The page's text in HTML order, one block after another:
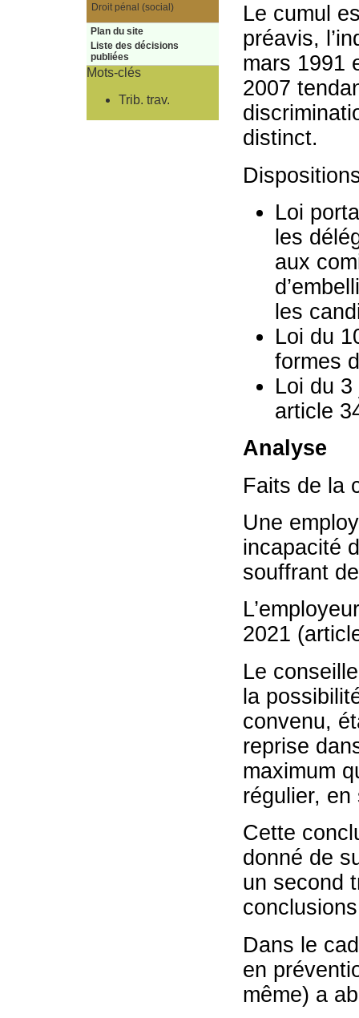
Le cumul
préavis,
mars 1991
2007
distinct.
Loi
les
aux
les
Loi du
formes
Loi du
article
Analyse
Faits de la
Une
incapacité
souffrant
2021
Le
la
convenu,
reprise
maximum
régulier,
Cette
donné de
un second
Dans le
en
même) a
Droit pénal (social)
Plan du site
Liste des décisions
publiées
Mots-clés
Trib. trav.